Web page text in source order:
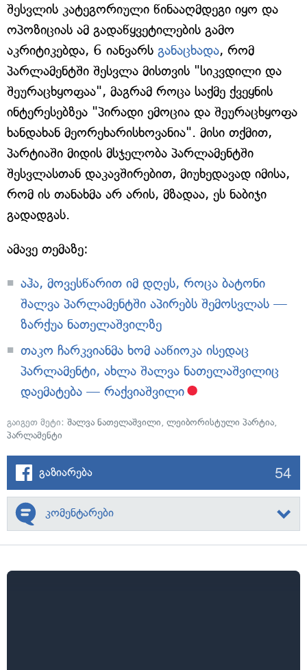
შესვლის კატეგორიული წინააღმდეგი იყო და
ოპოზიციას ამ გადაწყვეტილების გამო
აკრიტიკებდა, 6 იანვარს განაცხადა, რომ
პარლამენტში შესვლა მისთვის "სიკვდილი და
შეურაცხყოფაა", მაგრამ როცა საქმე ქვეყნის
ინტერესებზეა "პირადი ემოცია და შეურაცხყოფა
ხანდახან მეორეხარისხოვანია". მისი თქმით,
პარტიაში მიდის მსჯელობა პარლამენტში
შესვლასთან დაკავშირებით, მიუხედავად იმისა,
რომ ის თანახმა არ არის, მზადაა, ეს ნაბიჯი
გადადგას.
ამავე თემაზე:
აჰა, მოვესწარით იმ დღეს, როცა ბატონი
შალვა პარლამენტში აპირებს შემოსვლას —
ზარქუა ნათელაშვილზე
თაკო ჩარკვიანმა ხომ ააწიოკა ისედაც
პარლამენტი, ახლა შალვა ნათელაშვილიც
დაემატება — რაქვიაშვილი
გაიგეთ მეტი: შალვა ნათელაშვილი, ლეიბორისტული პარტია,
პარლამენტი
გაზიარება 54
კომენტარები